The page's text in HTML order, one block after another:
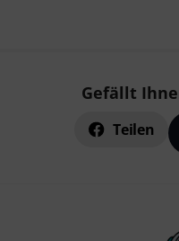
Gefällt
Teilen